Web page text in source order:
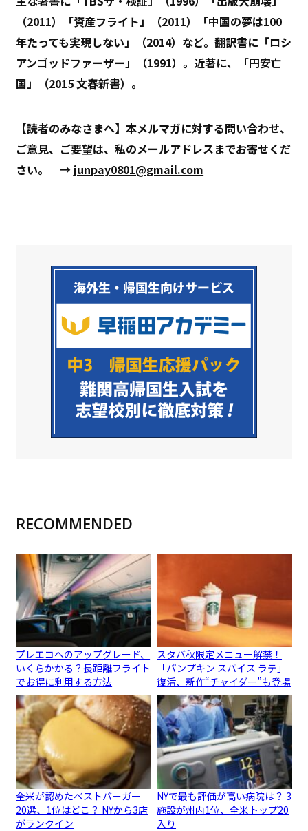
（2011）「資産フライト」（2011）「中国の夢は100
年たっても実現しない」（2014）など。翻訳書に「ロシ
アンゴッドファーザー」（1991）。近著に、「円安亡
国」（2015 文春新書）。
【読者のみなさまへ】本メルマガに対する問い合わせ、
ご意見、ご要望は、私のメールアドレスまでお寄せくだ
さい。 → junpay0801@gmail.com
RECOMMENDED
プレエコへのアップグレード、
いくらかかる？長距離フライト
でお得に利用する方法
スタバ秋限定メニュー解禁！
「パンプキン スパイス ラテ」
復活、新作“チャイダー”も登場
全米が認めたベストバーガー
20選、1位はどこ？ NYから3店
がランクイン
NYで最も評価が高い病院は？ 3
施設が州内1位、全米トップ20
入り